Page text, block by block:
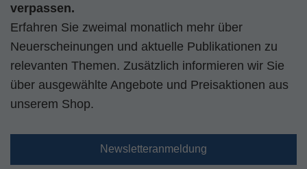
verpassen.
Erfahren Sie zweimal monatlich mehr über
Neuerscheinungen und aktuelle Publikationen zu
relevanten Themen. Zusätzlich informieren wir Sie
über ausgewählte Angebote und Preisaktionen aus
unserem Shop.
Newsletteranmeldung